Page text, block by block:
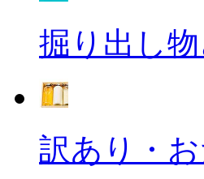
掘り出し
訳あり・